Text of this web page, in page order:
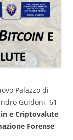
Palazzo di
Guidoni, 61
e Criptovalute
Forense